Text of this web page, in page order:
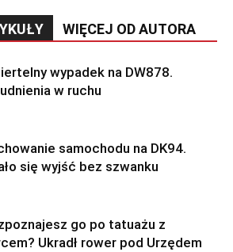
WIĘCEJ OD AUTORA
wypadek na DW878.
w ruchu
samochodu na DK94.
się wyjść bez szwanku
go po tatuażu z
Ukradł rower pod Urzędem